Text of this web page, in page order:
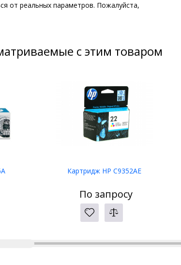
от реальных параметров. Пожалуйста,
с этим товаром
Картридж HP C9352AE
По запросу